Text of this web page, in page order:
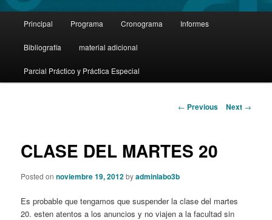
Skip
to
primary
Principal Programa Cronograma Informes
Bibliografía material adicional
Parcial Práctico y Práctica Especial
Post
← Previous Next →
CLASE DEL MARTES 20
Posted onnoviembre 19, 2012byadminlabo3b
Es probable que tengamos que suspender la clase del martes
20. esten atentos a los anuncios y no viajen a la facultad sin